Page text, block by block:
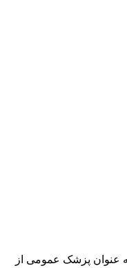
دکتر زهرا زارعیان در سال ۱۳۷۱ به عنوان پزشک عمومی از